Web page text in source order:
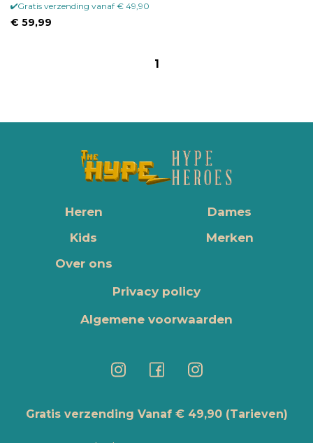
Gratis verzending vanaf € 49,90
€ 59,99
1
Heren
Dames
Kids
Merken
Over ons
Privacy policy
Algemene voorwaarden
Gratis verzending Vanaf € 49,90 (Tarieven)